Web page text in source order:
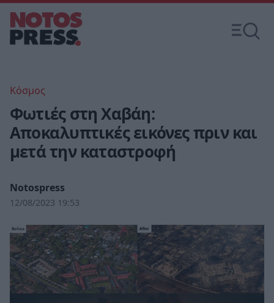
Κόσμος
Φωτιές στη Χαβάη:
Αποκαλυπτικές εικόνες πριν και
μετά την καταστροφή
Notospress
12/08/2023 19:53